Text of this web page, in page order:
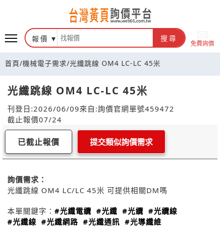
報價 搜尋
免費詢價
首頁/機械電子需求/光纖跳線 OM4 LC-LC 45米
光纖跳線 OM4 LC-LC 45米
刊登日:2026/06/09來自:詢價官網單號459472
截止報價07/24
已截止報價 提交類似詢價需求
詢價需求：
光纖跳線 OM4 LC/LC 45米 可提供相關DM嗎
本單關鍵字： #光纖電纜 #光纖 #光纜 #光纜線
#光纖線 #光纖網路 #光纖通訊 #光導纖維